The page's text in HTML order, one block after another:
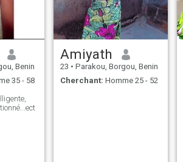
Benin
35 - 58
Amiyath
23 • Parakou, Borgou, Benin
Cherchant: Homme 25 - 52